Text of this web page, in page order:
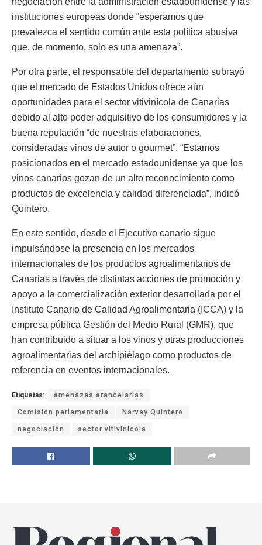
instituciones europeas donde “esperamos que
prevalezca el sentido común ante esta política abusiva
que, de momento, solo es una amenaza”.
Por otra parte, el responsable del departamento subrayó
que el mercado de Estados Unidos ofrece aún
oportunidades para el sector vitivinícola de Canarias
debido al alto poder adquisitivo de los consumidores y la
buena reputación “de nuestras elaboraciones,
consideradas vinos de autor o gourmet”. “Estamos
posicionados en el mercado estadounidense ya que los
vinos canarios gozan de un alto reconocimiento como
productos de excelencia y calidad diferenciada”, indicó
Quintero.
En este sentido, desde el Ejecutivo canario sigue
impulsándose la presencia en los mercados
internacionales de los productos agroalimentarios de
Canarias a través de distintas acciones de promoción y
apoyo a la comercialización exterior desarrollada por el
Instituto Canario de Calidad Agroalimentaria (ICCA) y la
empresa pública Gestión del Medio Rural (GMR), que
han contribuido a situar a los vinos y otras producciones
agroalimentarias del archipiélago como productos de
referencia en eventos internacionales.
Etiquetas: amenazas arancelarias
Comisión parlamentaria Narvay Quintero
negociación sector vitivinícola